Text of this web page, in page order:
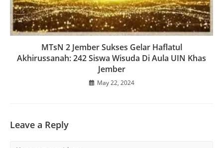
MTsN 2 Jember Sukses Gelar Haflatul
Akhirussanah: 242 Siswa Wisuda Di Aula UIN Khas
Jember
May 22, 2024
Leave a Reply